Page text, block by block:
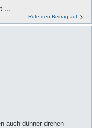
...
Rufe den Beitrag auf
auch dünner drehen